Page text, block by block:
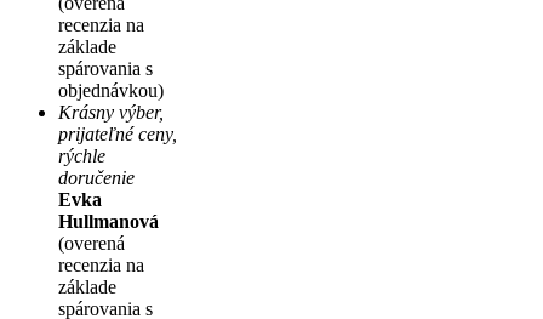
recenzia na
základe
spárovania s
objednávkou)
Krásny výber,
prijateľné ceny,
rýchle
doručenie
Evka
Hullmanová
(overená
recenzia na
základe
spárovania s